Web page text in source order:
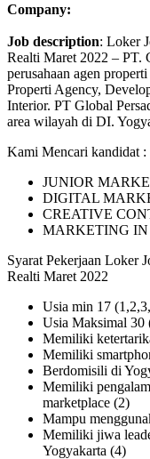
Company:
Job description: Loker
Realti Maret 2022 – PT.
perusahaan agen
Properti Agency,
Interior. PT Global
area wilayah di DI.
Kami Mencari kandidat :
JUNIOR
DIGITAL
CREATIVE
MARKETING IN
Syarat Pekerjaan Loker
Realti Maret 2022
Usia min 17
Usia Maksimal 30
Memiliki
Memiliki
Berdomisili di
Memiliki
marketplace (2)
Mampu
Memiliki jiwa
Yogyakarta (4)